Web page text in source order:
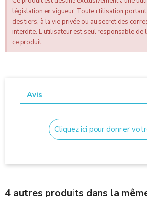
législation en vigueur. Toute utilisation
des tiers, à la vie privée ou au secret des
interdite. L'utilisateur est seul responsable de
ce produit.
Avis
Cliquez ici pour donner
4 autres produits dans la